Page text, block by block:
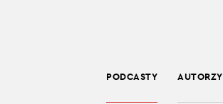
PODCASTY AUTORZY